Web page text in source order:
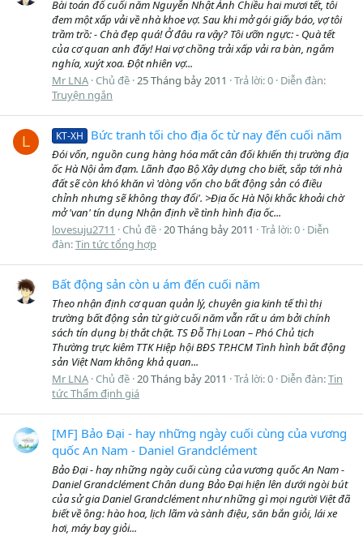
Bài toán đố cuối năm Nguyễn Nhật Ánh Chiều hai mươi tết, tôi
đem một xấp vải về nhà khoe vợ. Sau khi mở gói giấy báo, vợ tôi
trầm trồ: - Chà đẹp quá! Ở đâu ra vậy? Tôi ưỡn ngực: - Quà tết
của cơ quan anh đấy! Hai vợ chồng trải xấp vải ra bàn, ngắm
nghía, xuýt xoa. Ðột nhiên vợ...
Mr LNA Chủ đề 25 Tháng bảy 2011 Trả lời: 0 Diễn đàn:
Truyện ngắn
L KT-XH Bức tranh tối cho địa ốc từ nay đến cuối năm
Đói vốn, nguồn cung hàng hóa mất cân đối khiến thị trường địa
ốc Hà Nội ảm đạm. Lãnh đạo Bộ Xây dựng cho biết, sắp tới nhà
đất sẽ còn khó khăn vì 'dòng vốn cho bất động sản có điều
chỉnh nhưng sẽ không thay đổi'. >Địa ốc Hà Nội khắc khoải chờ
mở 'van' tín dụng Nhận định về tình hình địa ốc...
lovesuju2711
Chủ đề 20 Tháng bảy 2011 Trả lời: 0 Diễn
đàn:Tin tức tổng hợp
Bất động sản còn u ám đến cuối năm
Theo nhận định cơ quan quản lý, chuyên gia kinh tế thì thị
trường bất động sản từ giờ cuối năm vẫn rất u ám bởi chính
sách tín dụng bị thắt chặt. TS Đỗ Thị Loan – Phó Chủ tịch
Thường trực kiêm TTK Hiệp hội BĐS TP.HCM Tình hình bất động
sản Việt Nam không khả quan...
Mr LNA Chủ đề 20 Tháng bảy 2011 Trả lời: 0 Diễn đàn:Tin
tức Thẩm định giá
[MF] Bảo Đại - hay những ngày cuối cùng của vương
quốc An Nam - Daniel Grandclément
Bảo Đại - hay những ngày cuối cùng của vương quốc An Nam -
Daniel Grandclément Chân dung Bảo Đại hiện lên dưới ngòi bút
của sử gia Daniel Grandclément như những gì mọi người Việt đã
biết về ông: hào hoa, lịch lãm và sành điệu, săn bắn giỏi, lái xe
hơi, máy bay giỏi...